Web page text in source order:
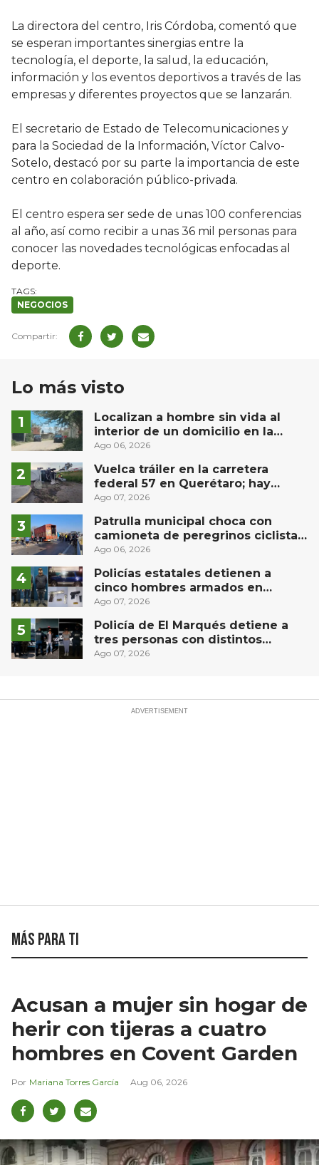
La directora del centro, Iris Córdoba, comentó que
se esperan importantes sinergias entre la
tecnología, el deporte, la salud, la educación,
información y los eventos deportivos a través de las
empresas y diferentes proyectos que se lanzarán.
El secretario de Estado de Telecomunicaciones y
para la Sociedad de la Información, Víctor Calvo-
Sotelo, destacó por su parte la importancia de este
centro en colaboración público-privada.
El centro espera ser sede de unas 100 conferencias
al año, así como recibir a unas 36 mil personas para
conocer las novedades tecnológicas enfocadas al
deporte.
NEGOCIOS
Lo más visto
Localizan a hombre sin vida al
interior de un domicilio en la
comunidad El Rodeo, San Juan del
Ago 06, 2026
Vuelca tráiler en la carretera
federal 57 en Querétaro; hay
derrame de combustible
Ago 07, 2026
Patrulla municipal choca con
camioneta de peregrinos ciclistas
en la autopista México-Querétaro
Ago 06, 2026
Policías estatales detienen a
cinco hombres armados en
Puebla capital
Ago 07, 2026
Policía de El Marqués detiene a
tres personas con distintos
narcóticos
Ago 07, 2026
Más para ti
Acusan a mujer sin hogar de
herir con tijeras a cuatro
hombres en Covent Garden
Mariana Torres García Aug 06, 2026